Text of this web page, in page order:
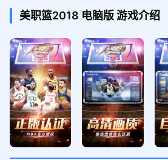
美职篮2018 电脑版游戏介绍